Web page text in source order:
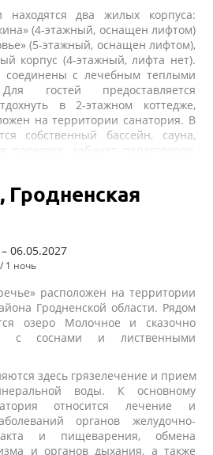
находятся два жилых корпуса:
(4-этажный, оснащен лифтом)
(5-этажный, оснащен лифтом),
корпус (4-этажный, лифта нет).
соединены с лечебным теплыми
гостей предоставляется
в 2-этажном коттедже,
на территории санатория. В
собственный бассейн, сауна,
парковка, кабинет переговоров,
с деловыми партнерами.
Гродненская
06.05.2027
1 ночь
расположен на территории
Гродненской области. Рядом
озеро Молочное и сказочно
с соснами и лиственными
здесь грязелечение и прием
воды. К основному
относится лечение и
органов желудочно-
и пищеварения, обмена
и органов дыхания, а также